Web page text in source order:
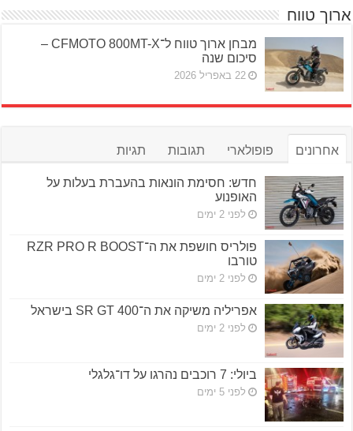
ארוך טווח
מבחן ארוך טווח ל־CFMOTO 800MT-X –
סיכום שנה
22 באפריל 2026
אחרונים פופולארי תגובות תגיות
חדש: חסימת הונאות בהעברת בעלות על
האופנוע
לפני 2 ימים
פולריס חושפת את ה־RZR PRO R BOOST
טורבו
לפני 2 ימים
אפריליה משיקה את ה־SR GT 400 בישראל
לפני 2 ימים
ביולי: 7 רוכבים נהרגו על דו־גלגלי
לפני 5 ימים